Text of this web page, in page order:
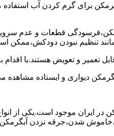
برای گرم کردن آب
قطعات و عدم
تنظیم نبودن دودکش،ممکن
تعمیر و تعویض هستند.با
دیواری و ایستاده
در ایران موجود است.یکی از
شدن،جرقه نزدن آبگرمکن